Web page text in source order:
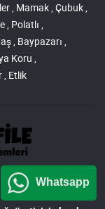
, Mamak , Çubuk ,
, Polatlı ,
, Baypazarı ,
Koru ,
, Etlik
Whatsapp